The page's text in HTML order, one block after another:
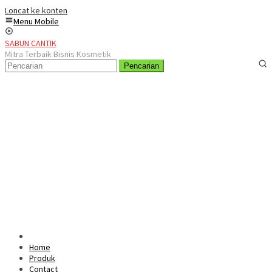
Loncat ke konten
Menu Mobile
SABUN CANTIK
Mitra Terbaik Bisnis Kosmetik
Pencarian
Home
Produk
Contact